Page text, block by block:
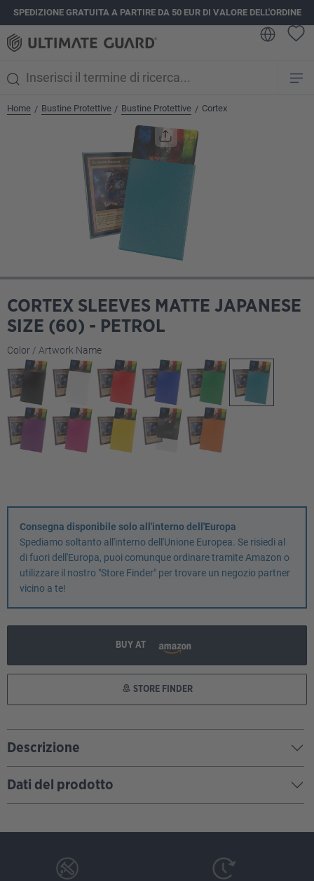
principale
SPEDIZIONE GRATUITA A PARTIRE DA 50 EUR DI VALORE DELL'ORDINE
Home / Bustine Protettive / Bustine Protettive / Cortex
CORTEX SLEEVES MATTE JAPANESE
SIZE (60) - PETROL
Seleziona
Color / Artwork Name
Consegna disponibile solo all'interno dell'Europa
Spediamo soltanto all'interno dell'Unione Europea. Se risiedi al
di fuori dell'Europa, puoi comunque ordinare tramite Amazon o
utilizzare il nostro "Store Finder" per trovare un negozio partner
vicino a te!
BUY AT
STORE FINDER
Descrizione
Dati del prodotto